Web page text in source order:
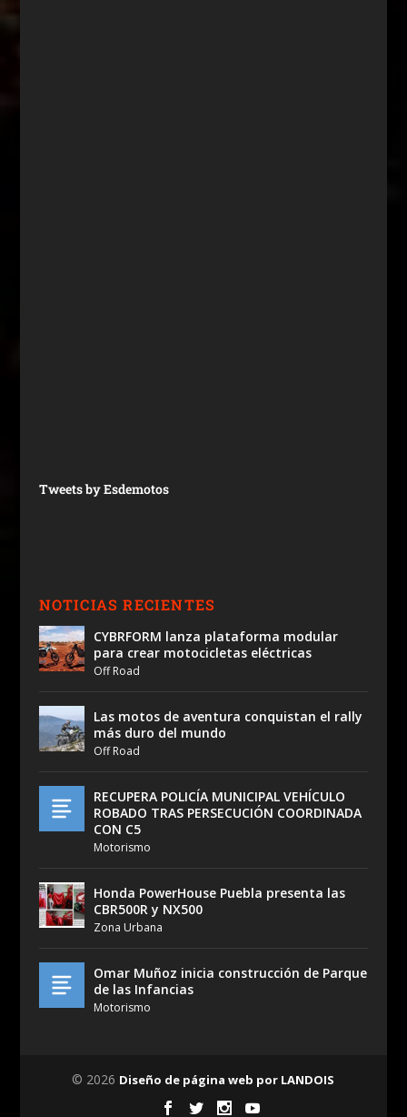
Tweets by Esdemotos
NOTICIAS RECIENTES
CYBRFORM lanza plataforma modular
para crear motocicletas eléctricas
Off Road
Las motos de aventura conquistan el rally
más duro del mundo
Off Road
RECUPERA POLICÍA MUNICIPAL VEHÍCULO
ROBADO TRAS PERSECUCIÓN COORDINADA
CON C5
Motorismo
Honda PowerHouse Puebla presenta las
CBR500R y NX500
Zona Urbana
Omar Muñoz inicia construcción de Parque
de las Infancias
Motorismo
© 2026 Diseño de página web por LANDOIS